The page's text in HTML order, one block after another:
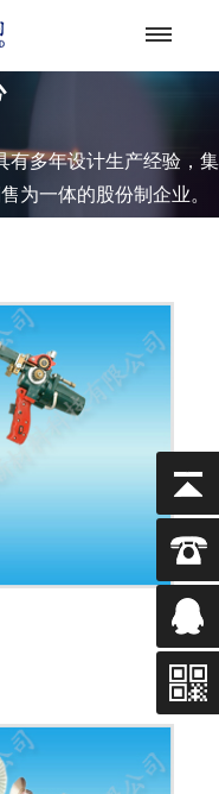
有多年设计生产经验，集
为一体的股份制企业。